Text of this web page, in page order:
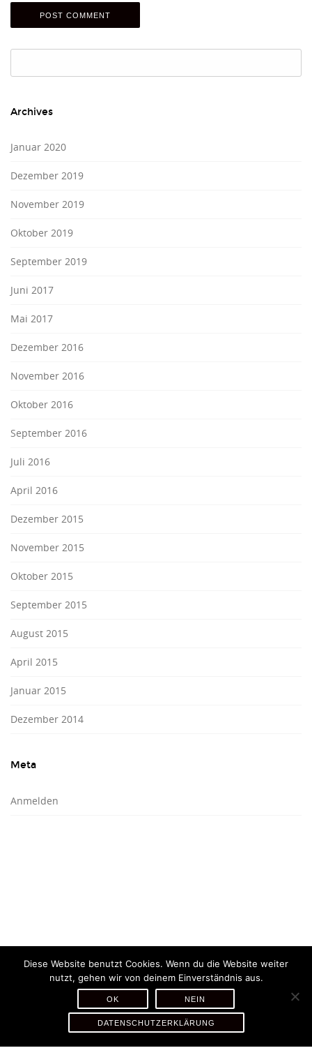
nach:
Archives
Januar 2020
Dezember 2019
November 2019
Oktober 2019
September 2019
Juni 2017
Mai 2017
Dezember 2016
November 2016
Oktober 2016
September 2016
Juli 2016
April 2016
Dezember 2015
November 2015
Oktober 2015
September 2015
August 2015
April 2015
Januar 2015
Dezember 2014
Meta
Anmelden
Diese Website benutzt Cookies. Wenn du die Website weiter
nutzt, gehen wir von deinem Einverständnis aus.
OK NEIN
DATENSCHUTZERKLÄRUNG